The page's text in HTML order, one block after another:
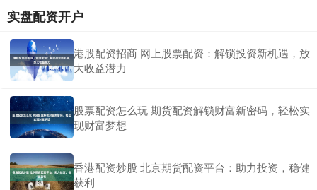
在股票市场中，配资作为一种放大资金杠杆的工具股民配资平台，受
到不少投资者的关注。然而，面对市场上众多的配资公司，如何选择
永康市股票配资 股票配资：小资金撬动大收益，轻松赚取高额利润
实盘配资开户 2024-12-05
以小资金撬动大收益。配资公司会向投资者提供一定比例的资金永康
实盘配资开户
港股配资招商 网上股票配资：解锁投资新机遇，放
大收益潜力
股票配资怎么玩 期货配资解锁财富新密码，轻松实
现财富梦想
香港配资炒股 北京期货配资平台：助力投资，稳健
获利